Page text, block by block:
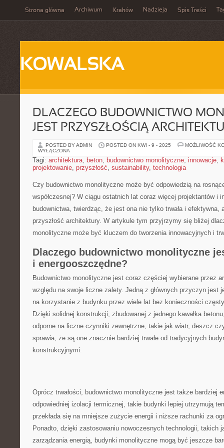
Strona główna Archiwum Kraków Nadzieja Spis Treści
KOWALSKA
DLACZEGO BUDOWNICTWO
JEST PRZYSZŁOŚCIĄ
POSTED BY ADMIN POSTED ON KWI - 9 - 2025
MOŻLIWOŚĆ
WYŁĄCZONA
Tagi: architektura, beton, budownictwo monolityczne, innowacje,
projektowanie, przyszłość, sustainability, technologia
Czy ⁣budownictwo monolityczne może być odpowiedzią ‌na
współczesnej? W ciągu⁣ ostatnich lat coraz​ więcej projektantów⁣ i
budownictwa, twierdząc, ‍że jest ona nie tylko trwała i ​efektywna,
przyszłość architektury.⁣ W artykule tym przyjrzymy się ‌bliżej
monolityczne może⁤ być kluczem do tworzenia innowacyjnych i
Dlaczego budownictwo ⁤monolityczne
i energooszczędne?
Budownictwo monolityczne jest coraz częściej wybierane przez
względu na⁢ swoje liczne zalety. Jedną z głównych przyczyn ‍jest
na korzystanie z⁢ budynku przez wiele lat bez konieczności
Dzięki ⁤solidnej konstrukcji, zbudowanej z⁤ jednego kawałka
odporne na liczne czynniki⁣ zewnętrzne, takie ⁢jak ⁤wiatr, deszcz
sprawia, że ⁣są one znacznie bardziej trwałe‍ od tradycyjnych
konstrukcyjnymi.
Oprócz trwałości, budownictwo ⁤monolityczne jest także bardziej
odpowiedniej izolacji termicznej, takie budynki lepiej utrzymują
przekłada się na mniejsze zużycie energii i​ niższe rachunki za
Ponadto, dzięki zastosowaniu nowoczesnych⁣ technologii, takich
zarządzania energią, budynki monolityczne mogą być jeszcze